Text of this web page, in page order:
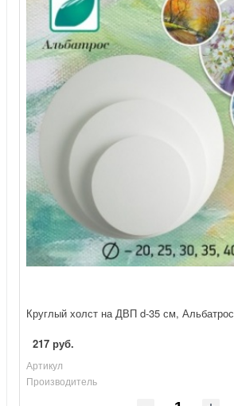
Круглый холст на ДВП d-35 см, Альбатрос
217 руб.
Артикул
Производитель